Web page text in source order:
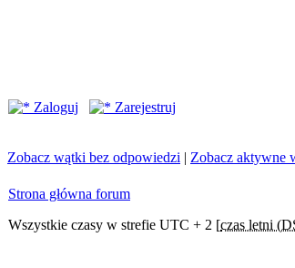
Zaloguj
Zarejestruj
Zobacz wątki bez odpowiedzi | Zobacz aktywne
Strona główna forum
Wszystkie czasy w strefie UTC + 2 [czas letni